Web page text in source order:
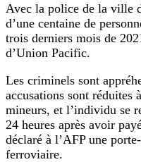
Avec la police de la ville
d’une centaine de
trois derniers mois de
d’Union Pacific.
Les criminels sont
accusations sont réduites
mineurs, et l’individu se
24 heures après avoir
déclaré à l’AFP une
ferroviaire.